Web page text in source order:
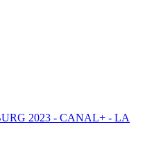
2023 - CANAL+ - LA